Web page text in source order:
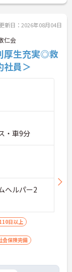
新日：2026年08月04日
仁会
厚生充実◎救
社員＞
・車9分
ヘルパー2
日以上
会保険完備